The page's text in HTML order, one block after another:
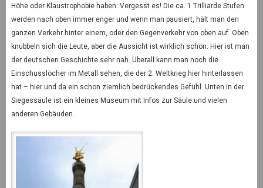
Höhe oder Klaustrophobie haben: Vergesst es! Die ca. 1 Trilliarde Stufen
werden nach oben immer enger und wenn man pausiert, hält man den
ganzen Verkehr hinter einem, oder den Gegenverkehr von oben auf. Oben
knubbeln sich die Leute, aber die Aussicht ist wirklich schön. Hier ist man
der deutschen Geschichte sehr nah. Überall kann man noch die
Einschusslöcher im Metall sehen, die der 2. Weltkrieg hier hinterlassen
hat – hier und da ein schon ziemlich bedrückendes Gefühl. Unten in der
Siegessäule ist ein kleines Museum mit Infos zur Säule und vielen
anderen Gebäuden.